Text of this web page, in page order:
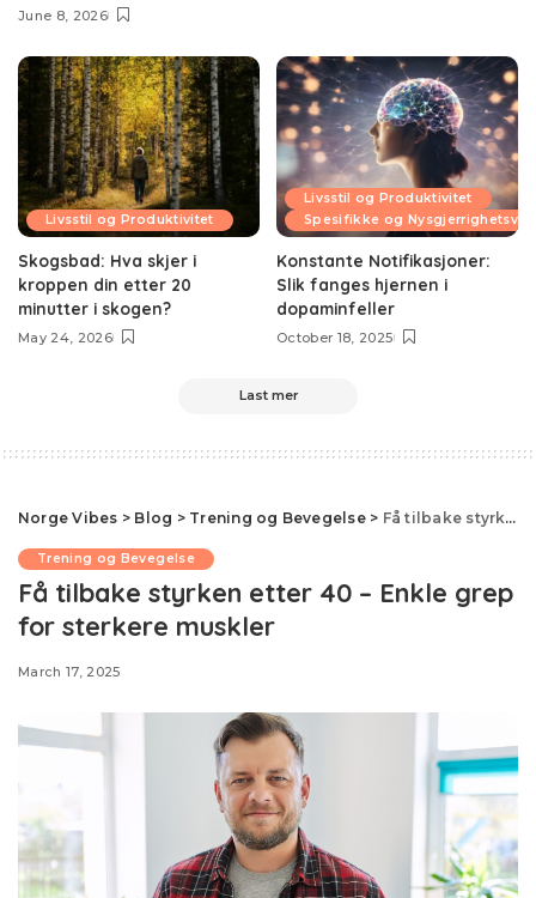
June 8, 2026
Livsstil og Produktivitet
Skogsbad: Hva skjer i
kroppen din etter 20
minutter i skogen?
May 24, 2026
Livsstil og Produktivitet
Spesifikke og
Konstante Notifikasjoner:
Slik fanges hjernen i
dopaminfeller
October 18, 2025
Last mer
Norge Vibes > Blog > Trening og Bevegelse> Få tilbake styrken etter 40 – Enkle grep for sterkere muskler
Trening og Bevegelse
Få tilbake styrken etter 40 – Enkle grep
for sterkere muskler
March 17, 2025